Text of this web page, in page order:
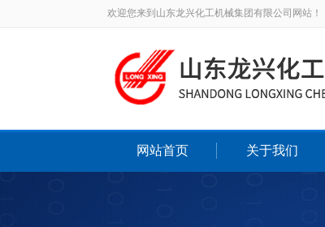
欢迎您来到山东龙兴化工机械集团有限公司网站！
网站首页 关于我们